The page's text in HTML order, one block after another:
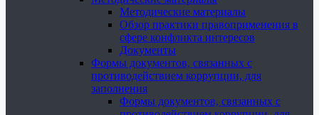
Методические материалы
Обзор практики правоприменения в
сфере конфликта интересов
Документы
Формы документов, связанных с
противодействием коррупции, для
заполнения
Формы документов, связанных с